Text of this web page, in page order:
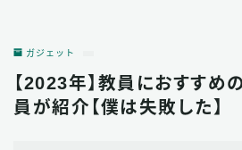
ガジェット
【2023年】教員におすすめ
員が紹介【僕は失敗した】